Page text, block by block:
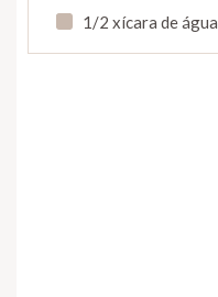
1/2 xícara de água